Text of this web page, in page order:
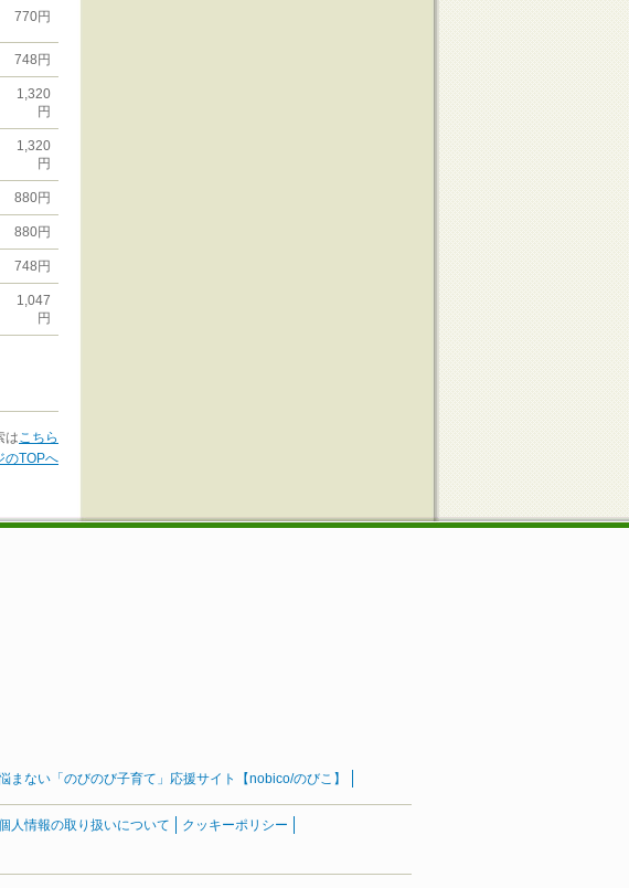
770円
748円
1,320
円
1,320
円
880円
880円
748円
1,047
円
はこちら
のTOPへ
まない「のびのび子育て」応援サイト【nobico/のびこ】
人情報の取り扱いについて
クッキーポリシー